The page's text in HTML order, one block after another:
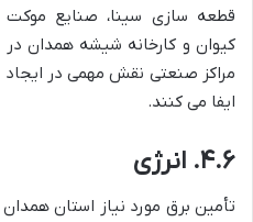
قطعه سازی سینا، صنایع موکت
کیوان و کارخانه شیشه همدان
مراکز صنعتی نقش مهمی در
ایفا می کنند.
۴.۶. انرژی
تأمین برق مورد نیاز استان